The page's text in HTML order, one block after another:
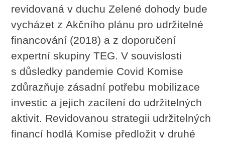
revidovaná v duchu Zelené dohody bude
vycházet z Akčního plánu pro udržitelné
financování (2018) a z doporučení
expertní skupiny TEG. V souvislosti
s důsledky pandemie Covid Komise
zdůrazňuje zásadní potřebu mobilizace
investic a jejich zacílení do udržitelných
aktivit. Revidovanou strategii udržitelných
financí hodlá Komise předložit v druhé